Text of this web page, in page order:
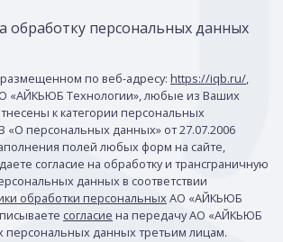
обработку персональных данных
размещенном по веб-адресу: https://iqb.ru/,
«АЙКЬЮБ Технологии», любые из Ваших
к категории персональных
«О персональных данных» от 27.07.2006
полей любых форм на сайте,
согласие на обработку и трансграничную
данных в соответствии
обработки персональныхАО «АЙКЬЮБ
согласие на передачу АО «АЙКЬЮБ
персональных данных третьим лицам.